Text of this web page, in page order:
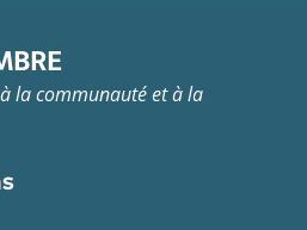
la communauté et à la